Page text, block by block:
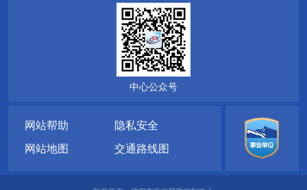
中心公众号
网站帮助 隐私安全
网站地图 交通路线图